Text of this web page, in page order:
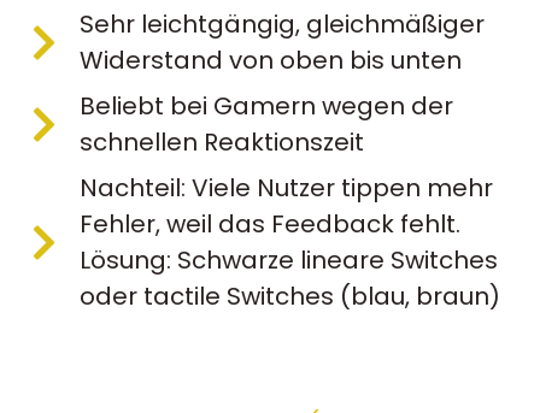
Sehr leichtgängig, gleichmäßiger
Widerstand von oben bis unten
Beliebt bei Gamern wegen der
schnellen Reaktionszeit
Nachteil: Viele Nutzer tippen mehr
Fehler, weil das Feedback fehlt.
Lösung: Schwarze lineare Switches
oder tactile Switches (blau, braun)